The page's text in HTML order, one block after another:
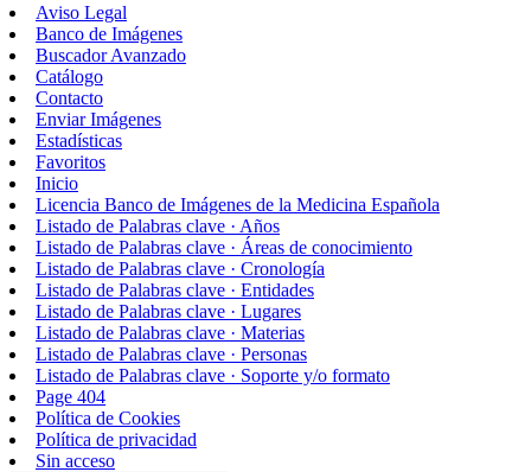
Aviso Legal
Banco de Imágenes
Buscador Avanzado
Catálogo
Contacto
Enviar Imágenes
Estadísticas
Favoritos
Inicio
Licencia Banco de Imágenes de la Medicina Española
Listado de Palabras clave · Años
Listado de Palabras clave · Áreas de conocimiento
Listado de Palabras clave · Cronología
Listado de Palabras clave · Entidades
Listado de Palabras clave · Lugares
Listado de Palabras clave · Materias
Listado de Palabras clave · Personas
Listado de Palabras clave · Soporte y/o formato
Page 404
Política de Cookies
Política de privacidad
Sin acceso